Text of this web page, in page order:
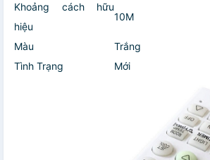
Khoảng cách hữu
hiệu
10M
Màu
Trắng
Tình Trạng
Mới